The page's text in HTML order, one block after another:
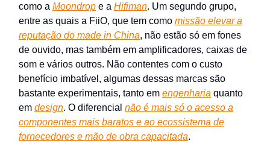
como a Moondrop e a Hifiman. Um segundo grupo,
entre as quais a FiiO, que tem como missão elevar a
reputação do made in China, não estão só em fones
de ouvido, mas também em amplificadores, caixas de
som e vários outros. Não contentes com o custo
benefício imbatível, algumas dessas marcas são
bastante experimentais, tanto em engenharia quanto
em design. O diferencial não é mais só o acesso a
componentes mais baratos e ao ecossistema de
fornecedores e mão de obra capacitada.